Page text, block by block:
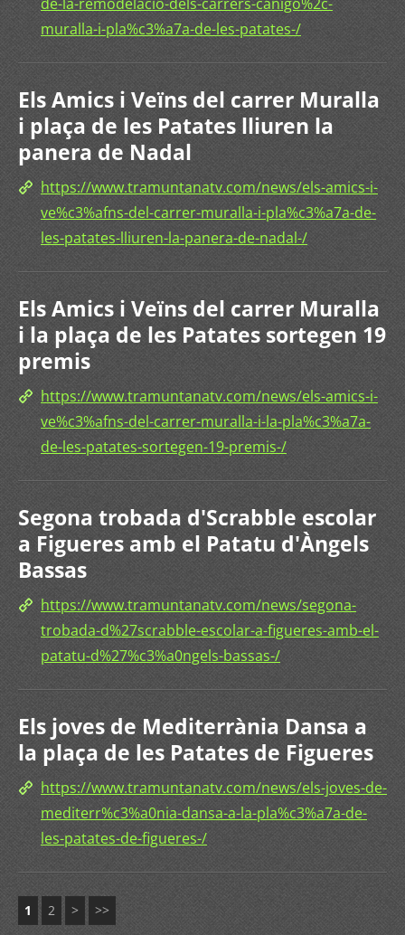
muralla-i-pla%c3%a7a-de-les-patates-/
Els Amics i Veïns del carrer Muralla
i plaça de les Patates lliuren la
panera de Nadal
https://www.tramuntanatv.com/news/els-amics-i-
ve%c3%afns-del-carrer-muralla-i-pla%c3%a7a-de-
les-patates-lliuren-la-panera-de-nadal-/
Els Amics i Veïns del carrer Muralla
i la plaça de les Patates sortegen 19
premis
https://www.tramuntanatv.com/news/els-amics-i-
ve%c3%afns-del-carrer-muralla-i-la-pla%c3%a7a-
de-les-patates-sortegen-19-premis-/
Segona trobada d'Scrabble escolar
a Figueres amb el Patatu d'Àngels
Bassas
https://www.tramuntanatv.com/news/segona-
trobada-d%27scrabble-escolar-a-figueres-amb-el-
patatu-d%27%c3%a0ngels-bassas-/
Els joves de Mediterrània Dansa a
la plaça de les Patates de Figueres
https://www.tramuntanatv.com/news/els-joves-de-
mediterr%c3%a0nia-dansa-a-la-pla%c3%a7a-de-
les-patates-de-figueres-/
1 2 > >>